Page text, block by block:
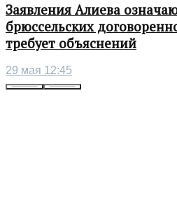
Заявления Алиева
брюссельских
требует объяснений
29 мая 12:45